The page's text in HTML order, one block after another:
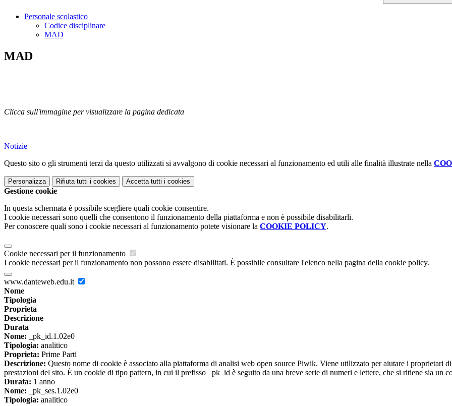
Personale scolastico
Codice disciplinare
MAD
MAD
Clicca sull'immagine per visualizzare la pagina dedicata
Notizie
Questo sito o gli strumenti terzi da questo utilizzati si avvalgono di cookie necessari al funzionamento ed utili alle finalità illustrate nella
Personalizza Rifiuta tutti i cookies Accetta tutti i cookies
Gestione cookie
In questa schermata è possibile scegliere quali cookie consentire.
I cookie necessari sono quelli che consentono il funzionamento della piattaforma e non è possibile disabilitarli.
Per conoscere quali sono i cookie necessari al funzionamento potete visionare la COOKIE POLICY.
Cookie necessari per il funzionamento
I cookie necessari per il funzionamento non possono essere disabilitati. È possibile consultare l'elenco nella pagina della cookie policy.
www.danteweb.edu.it
Nome
Tipologia
Proprieta
Descrizione
Durata
Nome: _pk_id.1.02e0
Tipologia: analitico
Proprieta: Prime Parti
Descrizione: Questo nome di cookie è associato alla piattaforma di analisi web open source Piwik. Viene utilizzato per aiutare i proprietari
prestazioni del sito. È un cookie di tipo pattern, in cui il prefisso _pk_id è seguito da una breve serie di numeri e lettere, che si ritiene sia un
Durata: 1 anno
Nome: _pk_ses.1.02e0
Tipologia: analitico